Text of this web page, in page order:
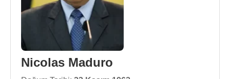
Nicolas Maduro